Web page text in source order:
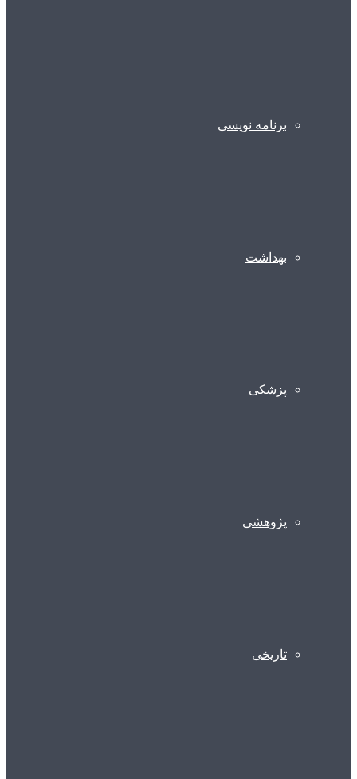
برنامه نویسی
بهداشت
پزشکی
پژوهشی
تاریخی